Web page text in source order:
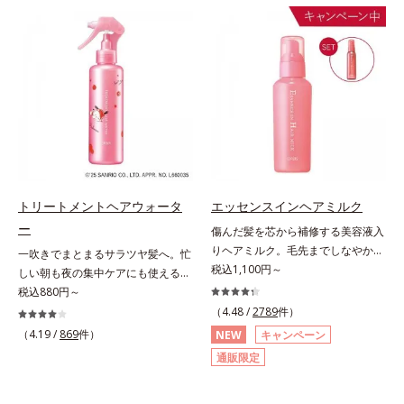
加水分解シルク、スフィンゴ糖脂
質、トコフェロール、グリセリン、
ヒアルロン酸ヒドロキシプロピルト
リモニウム、フェノキシエタノー
ル）*2 髪の乾燥、乾燥によるパサ
つき*3 毛髪にうるおい、ハリを与
ケア(*1)する、オルビスの頭皮ケア
シリーズです。地肌と髪をすこやか
に保つ「3Dプロテクト成分(*2)」
と、うるおったツヤ髪に導く「ブレ
ンドボタニカルエキス(*2)」を配
合。艶やかな、ふんわりボリューム
美髪へ導きます。翌朝の手ぐしで納
得できる、褒められ髪をご体感くだ
さい。*1 年齢に応じたお手入れの
こと *2 保湿成分
に負担をかけずに化学成分による汚
れも1度洗いで落とす設計のシャン
プーを実現しました。また、うるお
いを与える「バイオモイスト成分
(*2)」を配合することで、頭皮の油
分と水分のバランスを整え、髪と頭
皮をすこやかに保ちます。さらにコ
ンディショナーには髪の1本1本を均
一な膜で包み込む「プレスタイリン
グ効果により夜にしっかり整えた髪
の形状をキープしやすい状態に整
え、スタイリングしやすい髪へ導き
ます。深呼吸したくなる爽やかでや
さしいグリーン＆ハーブの香りで、
毎日をタフに頑張る男性の心を解き
ほぐします。*1 ラウリルグルコシ
ド、ラウリン酸ポリグリセリル-10
＝皮脂、スタイリング剤など複合的
な汚れを落とす成分*2 グリチルリ
トリートメントヘアウォータ
ー
一吹きでまとまるサラツヤ髪へ。忙
しい朝も夜の集中ケアにも使える美
髪ミスト。シュッとひと吹きで、理
想の髪になれるトリートメント。傷
んだ髪のケアは毛先だけでなく、髪
税込880円～
（4.19 / 869件）
エッセンスインヘアミルク
傷んだ髪を芯から補修する美容液入
りヘアミルク。毛先までしなやかな
美髪へ。パサつき、広がり、枝毛、
ツヤ不足・・・髪のお悩みは尽きな
いもの。エッセンスインヘアミルク
は、そんなお悩みを解決する洗い流
さないタイプのトリートメントで
す。サロン業界注目の美髪成分
税込1,100円～
（4.48 /2789件）
NEW
キャンペーン
通販限定